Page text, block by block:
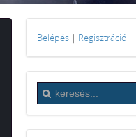
Belépés | Regisztráció